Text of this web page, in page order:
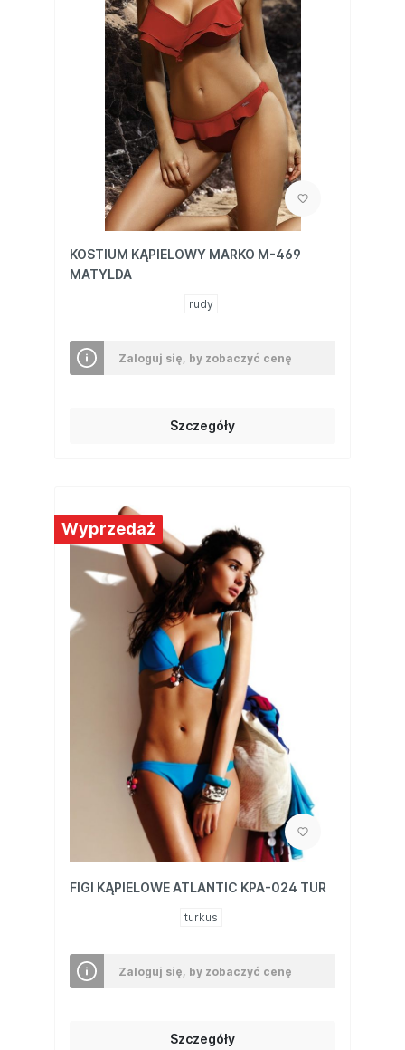
KOSTIUM KĄPIELOWY MARKO M-469
MATYLDA
rudy
Zaloguj się, by zobaczyć cenę
Szczegóły
Wyprzedaż
FIGI KĄPIELOWE ATLANTIC KPA-024 TUR
turkus
Zaloguj się, by zobaczyć cenę
Szczegóły